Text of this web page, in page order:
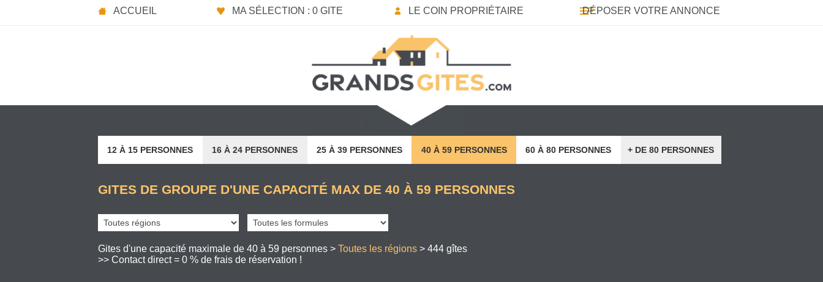
ACCUEIL MA SÉLECTION : 0 GITE LE COIN PROPRIÉTAIRE DÉPOSER VOTRE ANNONCE
12 À 15 PERSONNES 16 À 24 PERSONNES 25 À 39 PERSONNES 40 À 59 PERSONNES 60 À 80 PERSONNES + DE 80 PERSONNES
GITES DE GROUPE D'UNE CAPACITÉ MAX DE 40 À 59 PERSONNES
Gites d'une capacité maximale de 40 à 59 personnes > Toutes les régions > 444 gîtes
>> Contact direct = 0 % de frais de réservation !
Panneau de gestion des cookies